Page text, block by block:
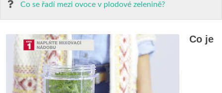
Co se řadí mezi ovoce v plodové zelenině?
Co je